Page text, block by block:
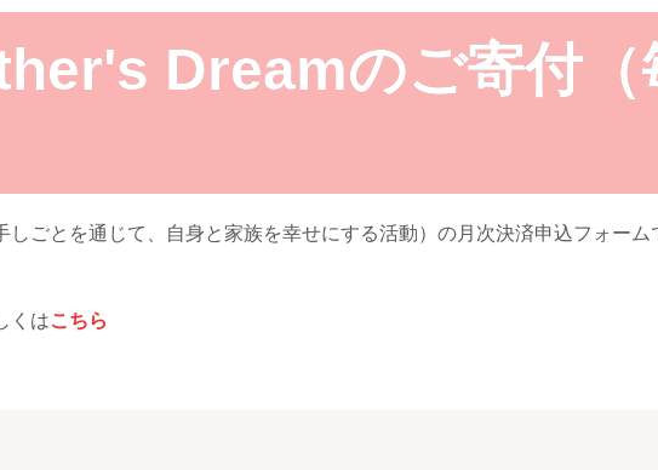
Dreamのご寄付（
ごとを通じて、自身と家族を幸せにする活動）の月次決済申込フォーム
くはこちら